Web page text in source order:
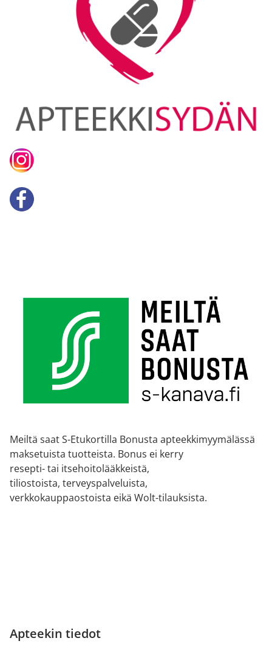
Meiltä saat S-Etukortilla Bonusta apteekkimyymälässä
maksetuista tuotteista. Bonus ei kerry
resepti- tai itsehoitolääkkeistä,
tiliostoista, terveyspalveluista,
verkkokauppaostoista eikä Wolt-tilauksista.
Apteekin tiedot